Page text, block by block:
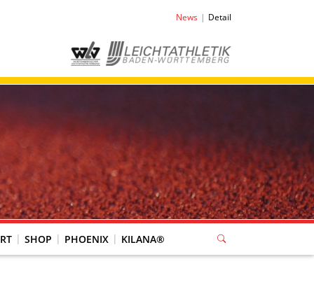
News Detail
SHOP PHOENIX KILANA®